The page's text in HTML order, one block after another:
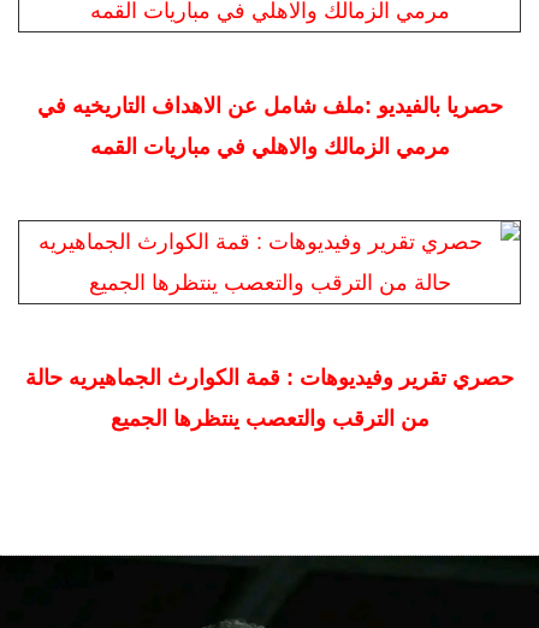
حصريا بالفيديو :ملف شامل عن الاهداف التاريخيه في
مرمي الزمالك والاهلي في مباريات القمه
حصري تقرير وفيديوهات : قمة الكوارث الجماهيريه حالة
من الترقب والتعصب ينتظرها الجميع